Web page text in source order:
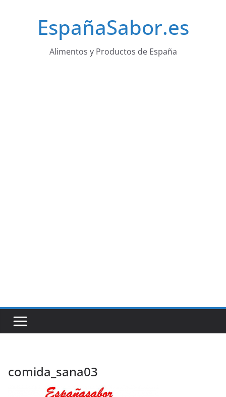
EspañaSabor.es
Alimentos y Productos de España
comida_sana03